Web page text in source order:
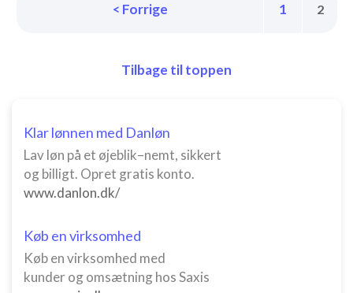
< Forrige 1 2
Tilbage til toppen
Klar lønnen med Danløn
Lav løn på et øjeblik–nemt, sikkert
og billigt. Opret gratis konto.
www.danlon.dk/
Køb en virksomhed
Køb en virksomhed med
kunder og omsætning hos Saxis